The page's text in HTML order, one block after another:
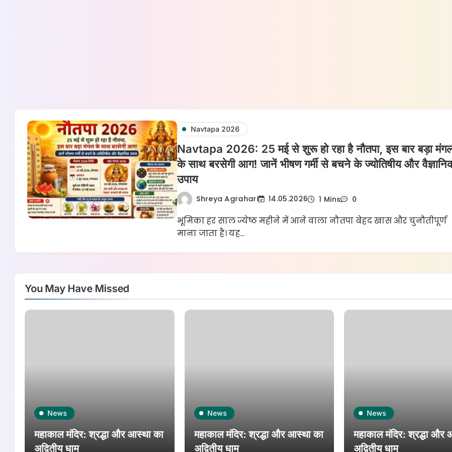
Navtapa 2026
Navtapa 2026: 25 मई से शुरू हो रहा है नौतपा, इस बार बड़ा
के साथ बरसेगी आग! जानें भीषण गर्मी से बचने के ज्योतिषीय और
उपाय
Shreya Agrahari 14.05.2026 1 Mins 0
भूमिका हर साल ज्येष्ठ महीने में आने वाला नौतपा बेहद खास और चुनौतीपूर्ण
माना जाता है। यह…
You May Have Missed
News
महाकाल मंदिर: श्रद्धा और आस्था का
अद्वितीय धाम
News
महाकाल मंदिर: श्रद्धा और आस्था का
अद्वितीय धाम
News
महाकाल मंदिर: श्रद्धा और
अद्वितीय धाम